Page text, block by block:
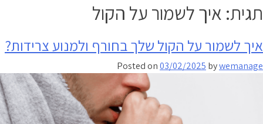
תגית: איך לשמור על הקול
איך לשמור על הקול שלך בחורף ולמנוע צרידות?
Posted on03/02/2025 bywemanage